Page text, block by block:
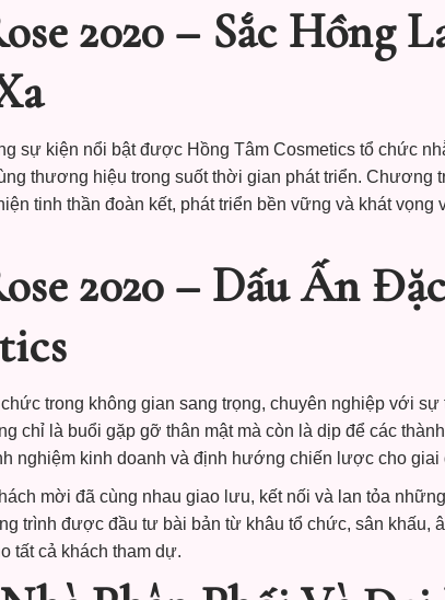
2020 – Sắc Hồng
sự kiện nổi bật được Hồng Tâm Cosmetics tổ chức
thương hiệu trong suốt thời gian phát triển. Chương
tinh thần đoàn kết, phát triển bền vững và khát vọng
2020 – Dấu Ấn
trong không gian sang trọng, chuyên nghiệp với sự
chỉ là buổi gặp gỡ thân mật mà còn là dịp để các
nghiệm kinh doanh và định hướng chiến lược cho giai
mời đã cùng nhau giao lưu, kết nối và lan tỏa
trình được đầu tư bài bản từ khâu tổ chức, sân khấu,
tất cả khách tham dự.